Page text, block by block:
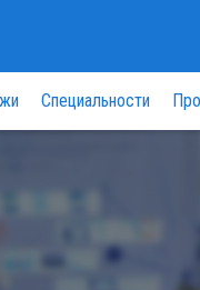
Специальности